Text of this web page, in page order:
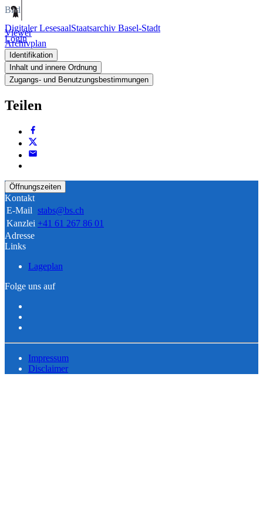
Digitaler LesesaalStaatsarchiv Basel-Stadt
Login
Bild
Viewer
Archivplan
Identifikation
Inhalt und innere Ordnung
Zugangs- und Benutzungsbestimmungen
Teilen
Öffnungszeiten
Kontakt
E-Mail stabs@bs.ch
Kanzlei +41 61 267 86 01
Adresse
Links
Lageplan
Folge uns auf
Impressum
Disclaimer